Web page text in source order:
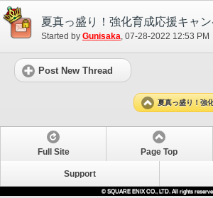
夏真っ盛り！強化育成応援キャ
Started by Gunisaka‎, 07-28-2022 12:53 PM
Post New Thread
夏真っ盛り！強
Full Site Page Top
Support
© SQUARE ENIX CO., LTD. All rights